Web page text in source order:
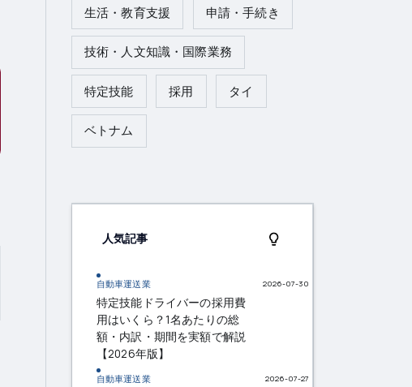
生活・教育支援 申請・手続き
技術・人文知識・国際業務
特定技能 採用 タイ
ベトナム
人気記事
自動車運送業
特定技能ドライバーの採用費
用はいくら？1名あたりの総
額・内訳・期間を実額で解説
【2026年版】
2026-07-30
自動車運送業 2026-07-27